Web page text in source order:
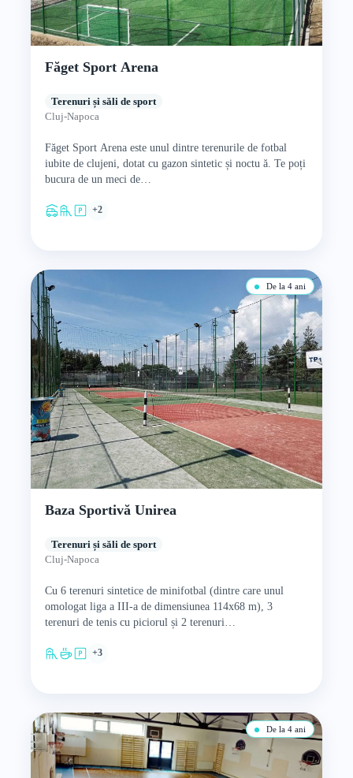
Făget Sport Arena
Terenuri și săli de sport
Cluj-Napoca
Făget Sport Arena este unul dintre terenurile de fotbal
iubite de clujeni, dotat cu gazon sintetic și noctu ă. Te poți
bucura de un meci de…
+2
De la 4 ani
Baza Sportivă Unirea
Terenuri și săli de sport
Cluj-Napoca
Cu 6 terenuri sintetice de minifotbal (dintre care unul
omologat liga a III-a de dimensiunea 114x68 m), 3
terenuri de tenis cu piciorul și 2 terenuri…
+3
De la 4 ani